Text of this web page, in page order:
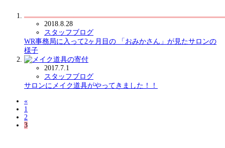
2018.8.28
スタッフブログ
WR事務局に入って2ヶ月目の 「おみかさん」が見たサロンの
様子
2017.7.1
スタッフブログ
サロンにメイク道具がやってきました！！
«
1
2
3